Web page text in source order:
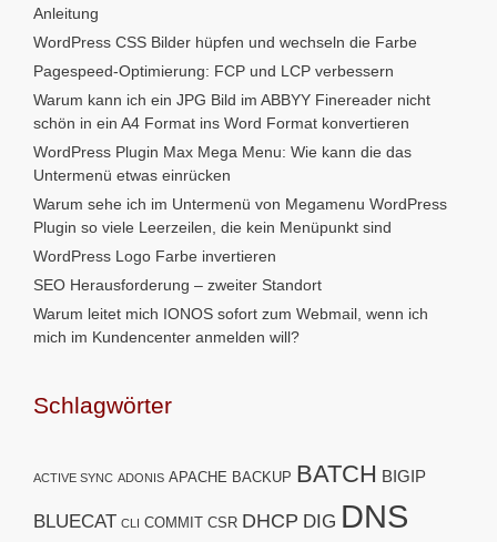
Anleitung
WordPress CSS Bilder hüpfen und wechseln die Farbe
Pagespeed-Optimierung: FCP und LCP verbessern
Warum kann ich ein JPG Bild im ABBYY Finereader nicht
schön in ein A4 Format ins Word Format konvertieren
WordPress Plugin Max Mega Menu: Wie kann die das
Untermenü etwas einrücken
Warum sehe ich im Untermenü von Megamenu WordPress
Plugin so viele Leerzeilen, die kein Menüpunkt sind
WordPress Logo Farbe invertieren
SEO Herausforderung – zweiter Standort
Warum leitet mich IONOS sofort zum Webmail, wenn ich
mich im Kundencenter anmelden will?
Schlagwörter
ACTIVE SYNC ADONIS APACHE BACKUP BATCH BIGIP
BLUECAT CLI COMMIT CSR DHCP DIG DNS